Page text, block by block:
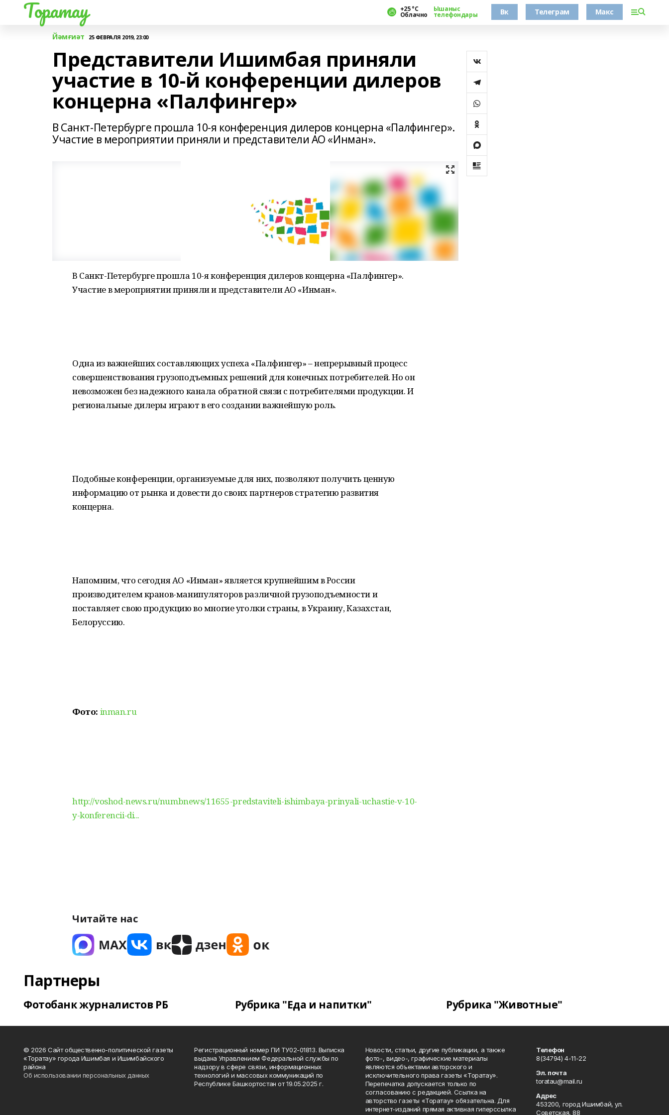
Торатау +25 °С
Облачно
Ышаныс
телефондары Вк Телеграм Макс
Йәмғиәт 25 ФЕВРАЛЯ 2019, 23:00
Представители Ишимбая приняли
участие в 10-й конференции дилеров
концерна «Палфингер»
В Санкт-Петербурге прошла 10-я конференция дилеров концерна «Палфингер».
Участие в мероприятии приняли и представители АО «Инман».
В Санкт-Петербурге прошла 10-я конференция дилеров концерна «Палфингер».
Участие в мероприятии приняли и представители АО «Инман».
Одна из важнейших составляющих успеха «Палфингер» – непрерывный процесс
совершенствования грузоподъемных решений для конечных потребителей. Но он
невозможен без надежного канала обратной связи с потребителями продукции. И
региональные дилеры играют в его создании важнейшую роль.
Подобные конференции, организуемые для них, позволяют получить ценную
информацию от рынка и довести до своих партнеров стратегию развития
концерна.
Напомним, что сегодня АО «Инман» является крупнейшим в России
производителем кранов-манипуляторов различной грузоподъемности и
поставляет свою продукцию во многие уголки страны, в Украину, Казахстан,
Белоруссию.
Фото: inman.ru
http://voshod-news.ru/numbnews/11655-predstaviteli-ishimbaya-prinyali-uchastie-v-10-
y-konferencii-di...
Читайте нас
Партнеры
Фотобанк журналистов РБ Рубрика "Еда и напитки" Рубрика "Животные"
© 2026 Сайт общественно-политической газеты
«Торатау» города Ишимбая и Ишимбайского
района
Об использовании персональных данных
Регистрационный номер ПИ ТУ02-01813. Выписка
выдана Управлением Федеральной службы по
надзору в сфере связи, информационных
технологий и массовых коммуникаций по
Республике Башкортостан от 19.05.2025 г.
Новости, статьи, другие публикации, а также
фото-, видео-, графические материалы
являются объектами авторского и
исключительного права газеты «Торатау».
Перепечатка допускается только по
согласованию с редакцией. Ссылка на
авторство газеты «Торатау» обязательна. Для
интернет-изданий прямая активная гиперссылка
Телефон
8(34794) 4-11-22
Эл. почта
toratau@mail.ru
Адрес
453200, город Ишимбай, ул.
Советская, 88